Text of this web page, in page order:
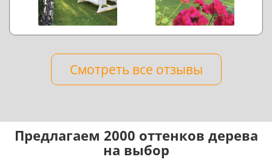
Смотреть все отзывы
Предлагаем 2000 оттенков дерева
на выбор